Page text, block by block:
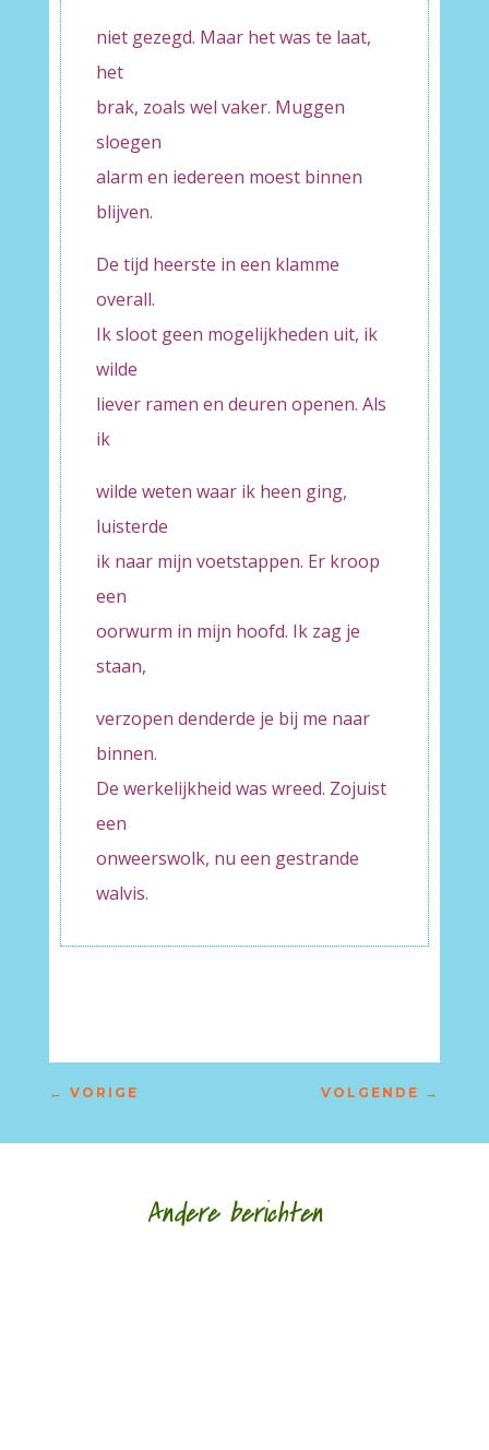
niet gezegd. Maar het was te laat,
het
brak, zoals wel vaker. Muggen
sloegen
alarm en iedereen moest binnen
blijven.
De tijd heerste in een klamme
overall.
Ik sloot geen mogelijkheden uit, ik
wilde
liever ramen en deuren openen. Als
ik
wilde weten waar ik heen ging,
luisterde
ik naar mijn voetstappen. Er kroop
een
oorwurm in mijn hoofd. Ik zag je
staan,
verzopen denderde je bij me naar
binnen.
De werkelijkheid was wreed. Zojuist
een
onweerswolk, nu een gestrande
walvis.
← VORIGE VOLGENDE →
Andere berichten